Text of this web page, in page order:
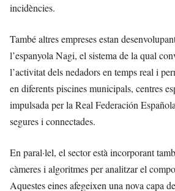
incidències.
També altres empreses estan
l’espanyola Nagi, el sistema de la qual
l’activitat dels nedadors en temps real i
en diferents piscines municipals, centres
impulsada per la Real Federación
segures i connectades.
En paral·lel, el sector està incorporant
càmeres i algoritmes per analitzar el
Aquestes eines afegeixen una nova capa